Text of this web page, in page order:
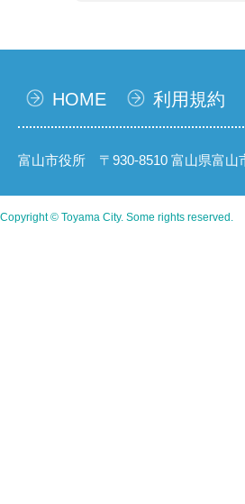
HOME 利用規約
富山市役所 〒930-8510 富山県富山
Copyright © Toyama City. Some rights reserved.